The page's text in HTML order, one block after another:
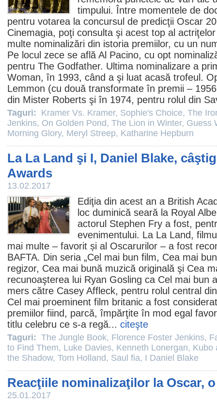
timpului. Între momentele de
pentru votarea la concursul de predicţii Oscar
Cinemagia, poţi consulta şi acest top al
multe nominalizări din istoria premiilor, cu un
Pe locul zece se află Al Pacino, cu opt
pentru The Godfather. Ultima nominalizare a
Woman, în 1993, când a şi luat acasă trofeul.
Lemmon (cu două transformate în premii –
din Mister Roberts şi în 1974, pentru rolul din
Taguri: Kramer Vs. Kramer, Sophie's Choice, The
Jenkins, On Golden Pond, The Lion in Winter, Guess
Morning Glory, Meryl Streep, Katharine Hepburn
La La Land şi I, Daniel Blake,
Awards
13.02.2017
Ediţia din acest an a British
loc duminică seară la Royal
actorul Stephen Fry a fost,
evenimentului. La La Land,
mai multe – favorit și al Oscarurilor – a fost
BAFTA. Din seria „Cel mai bun film, Cea mai
regizor, Cea mai bună muzică originală şi Cea
recunoaşterea lui Ryan Gosling ca Cel mai bun
mers către Casey Affleck, pentru rolul central
Cel mai proeminent film britanic a fost
premiilor fiind, parcă, împărţite în mod egal
titlu celebru ce s-a regă... citeşte
Taguri: The Jungle Book, Florence Foster Jenkins,
to Find Them, Luke Davies, Kenneth Lonergan, Kubo
the Shadow, Tom Holland, Saul fia, I Daniel Blake
Reacţiile nominalizaţilor la Oscar,
25.01.2017